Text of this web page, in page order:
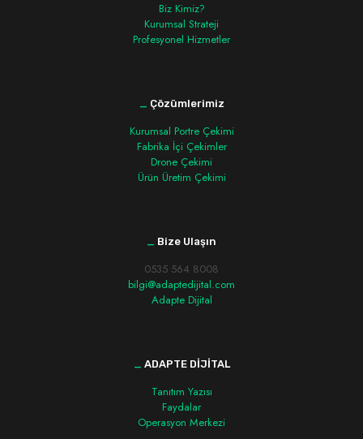
Biz Kimiz?
Kurumsal Strateji
Profesyonel Hizmetler
_ Çözümlerimiz
Kurumsal Portre Çekimi
Fabrika İçi Çekimler
Drone Çekimi
Ürün Üretim Çekimi
_ Bize Ulaşın
0535 564 8008
bilgi@adaptedijital.com
Adapte Dijital
_ ADAPTE DİJİTAL
Tanıtım Yazısı
Faydalar
Operasyon Merkezi